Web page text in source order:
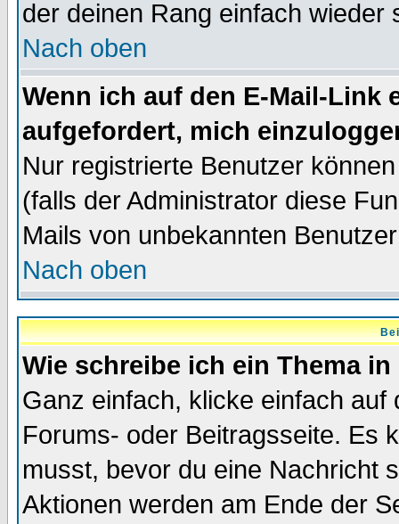
der deinen Rang einfach wieder
Nach oben
Wenn ich auf den E-Mail-Link
aufgefordert, mich
Nur registrierte Benutzer
(falls der Administrator diese
Mails von unbekannten
Nach oben
Wie schreibe ich ein Thema
Ganz einfach, klicke einfach
Forums- oder Beitragsseite. Es
musst, bevor du eine Nachricht
Aktionen werden am Ende der